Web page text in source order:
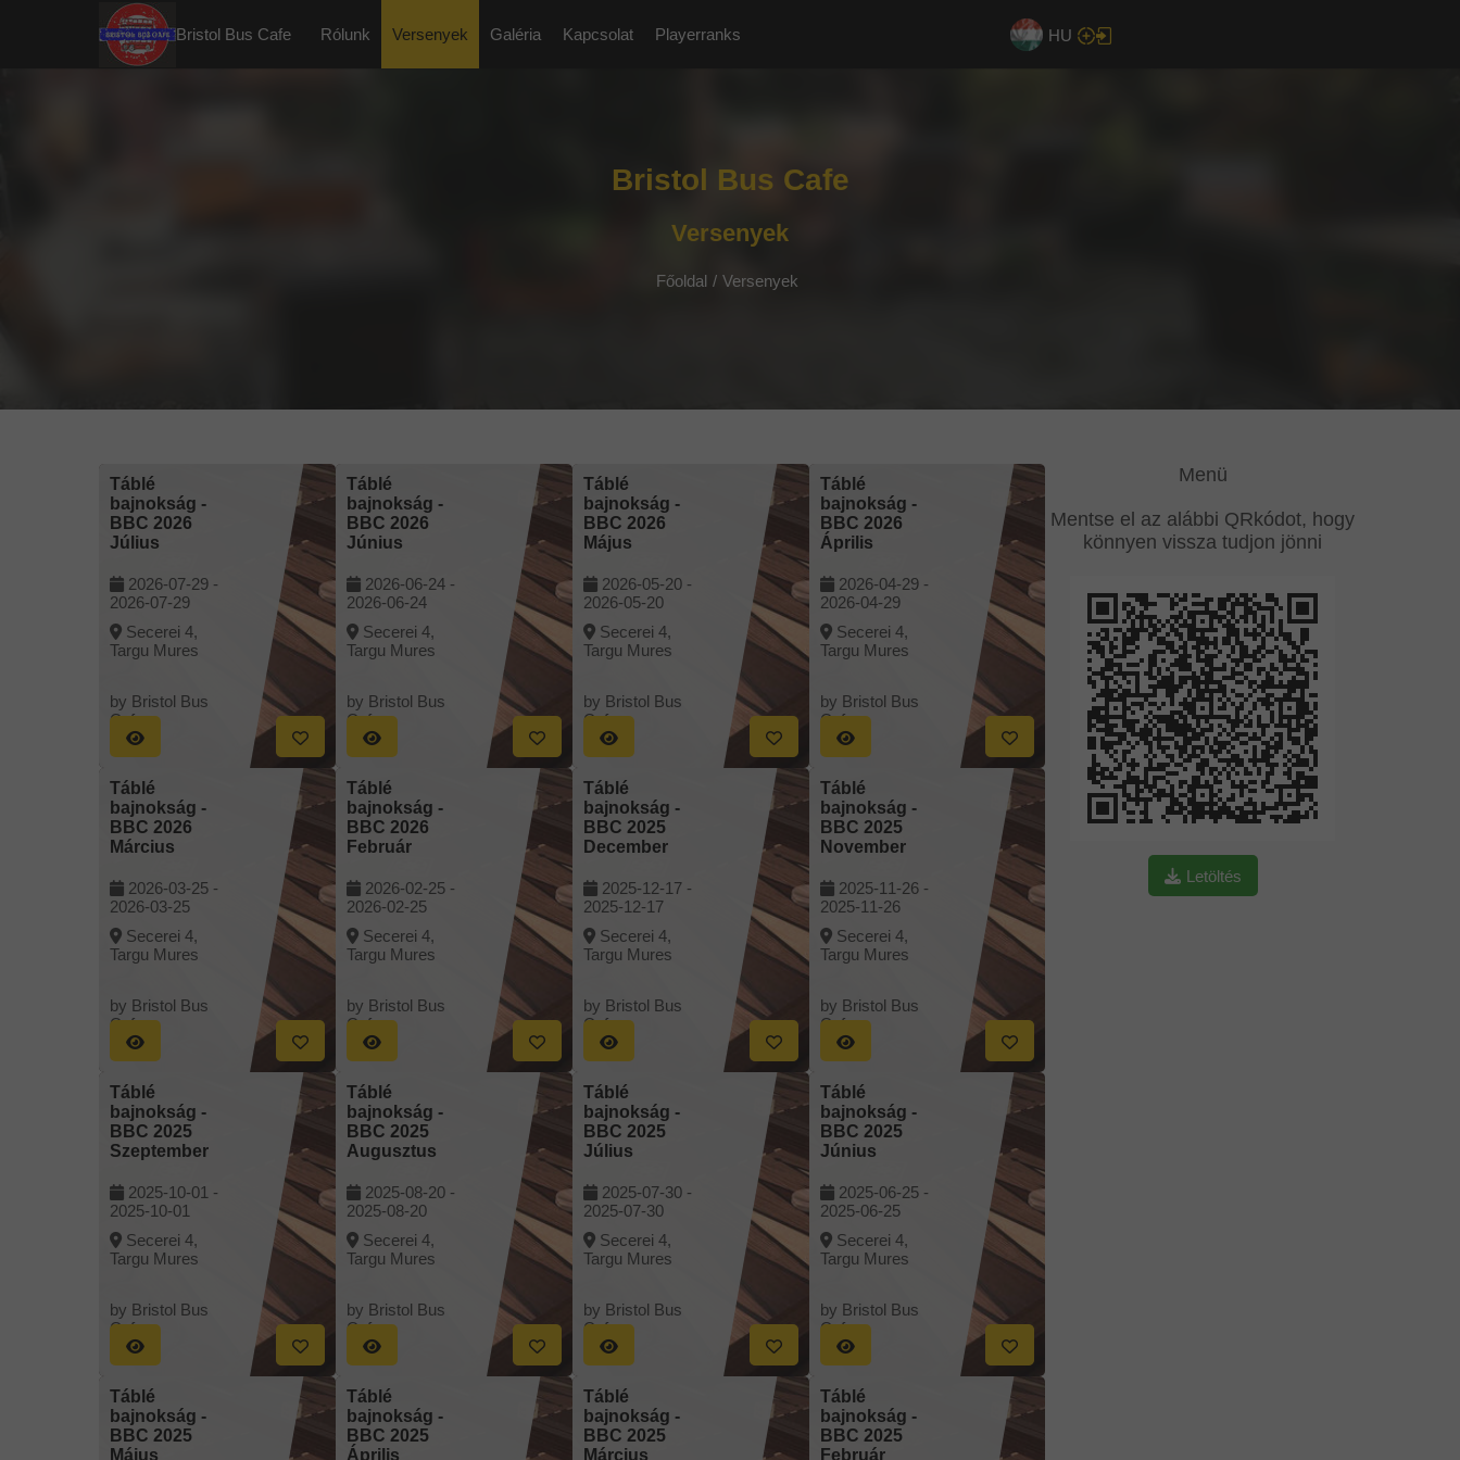
Bristol Bus Cafe Rólunk Versenyek Galéria Kapcsolat Playerranks HU
Bristol Bus Cafe
Versenyek
Főoldal / Versenyek
Táblé
bajnokság -
BBC 2026
Július
2026-07-29 -
2026-07-29
Secerei 4,
Targu Mures
by Bristol Bus
Cafe
Táblé
bajnokság -
BBC 2026
Június
2026-06-24 -
2026-06-24
Secerei 4,
Targu Mures
by Bristol Bus
Cafe
Táblé
bajnokság -
BBC 2026
Május
2026-05-20 -
2026-05-20
Secerei 4,
Targu Mures
by Bristol Bus
Cafe
Táblé
bajnokság -
BBC 2026
Április
2026-04-29 -
2026-04-29
Secerei 4,
Targu Mures
by Bristol Bus
Cafe
Táblé
bajnokság -
BBC 2026
Március
2026-03-25 -
2026-03-25
Secerei 4,
Targu Mures
by Bristol Bus
Cafe
Táblé
bajnokság -
BBC 2026
Február
2026-02-25 -
2026-02-25
Secerei 4,
Targu Mures
by Bristol Bus
Cafe
Táblé
bajnokság -
BBC 2025
December
2025-12-17 -
2025-12-17
Secerei 4,
Targu Mures
by Bristol Bus
Cafe
Táblé
bajnokság -
BBC 2025
November
2025-11-26 -
2025-11-26
Secerei 4,
Targu Mures
by Bristol Bus
Cafe
Táblé
bajnokság -
BBC 2025
Szeptember
2025-10-01 -
2025-10-01
Secerei 4,
Targu Mures
by Bristol Bus
Cafe
Táblé
bajnokság -
BBC 2025
Augusztus
2025-08-20 -
2025-08-20
Secerei 4,
Targu Mures
by Bristol Bus
Cafe
Táblé
bajnokság -
BBC 2025
Július
2025-07-30 -
2025-07-30
Secerei 4,
Targu Mures
by Bristol Bus
Cafe
Táblé
bajnokság -
BBC 2025
Június
2025-06-25 -
2025-06-25
Secerei 4,
Targu Mures
by Bristol Bus
Cafe
Táblé
bajnokság -
BBC 2025
Május
Táblé
bajnokság -
BBC 2025
Április
Táblé
bajnokság -
BBC 2025
Március
Táblé
bajnokság -
BBC 2025
Február
Menü
Mentse el az alábbi QRkódot, hogy
könnyen vissza tudjon jönni
Letöltés